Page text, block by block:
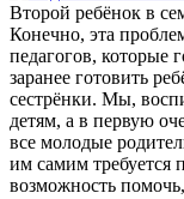
Второй ребёнок в
Конечно, эта
педагогов, которые
заранее готовить
сестрёнки. Мы,
детям, а в первую
все молодые
им самим требуется
возможность